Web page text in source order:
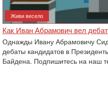
Живи весело
Как Иван Абрамович вел
Однажды Ивану Абрамовичу
дебаты кандидатов в
Байдена. Подпишитесь на наш